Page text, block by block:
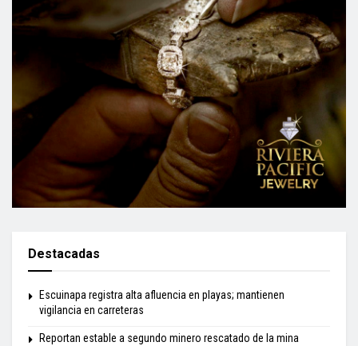
Destacadas
Escuinapa registra alta afluencia en playas; mantienen
vigilancia en carreteras
Reportan estable a segundo minero rescatado de la mina